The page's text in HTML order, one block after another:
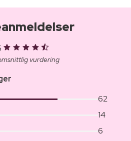
vurdering
62
14
6